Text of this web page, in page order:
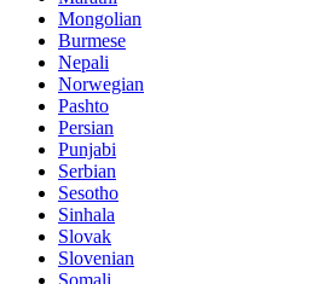
Mongolian
Burmese
Nepali
Norwegian
Pashto
Persian
Punjabi
Serbian
Sesotho
Sinhala
Slovak
Slovenian
Somali